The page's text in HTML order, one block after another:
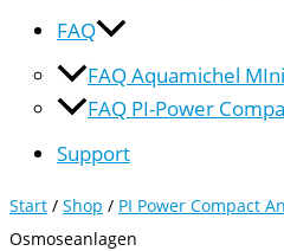
FAQ
FAQ Aquamichel MIni
FAQ PI-Power
Support
Start / Shop / PI Power Compact
Osmoseanlagen